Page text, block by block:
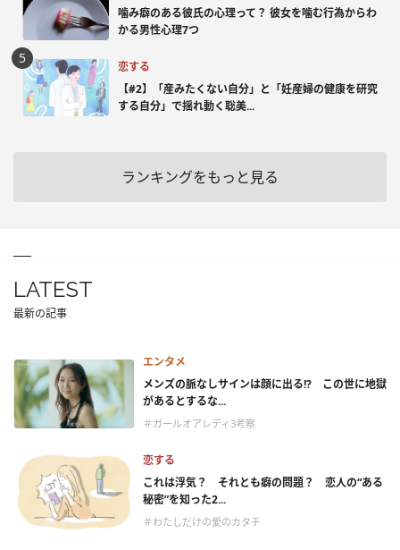
噛み癖のある彼氏の心理って？ 彼女を噛む行為からわ
かる男性心理7つ
恋する
【#2】「産みたくない自分」と「妊産婦の健康を研究
する自分」で揺れ動く聡美...
ランキングをもっと見る
LATEST
最新の記事
エンタメ
メンズの脈なしサインは顔に出る!? この世に地獄
があるとするな...
＃ガールオアレディ3考察
恋する
これは浮気？ それとも癖の問題？ 恋人の“ある
秘密”を知った2...
＃わたしだけの愛のカタチ